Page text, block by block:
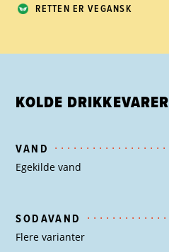
RETTEN ER VEGANSK
KOLDE DRIKKEVARER
VAND
Egekilde vand
SODAVAND
Flere varianter